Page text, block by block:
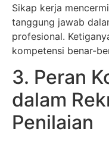
Sikap kerja
tanggung jawab
profesional.
kompetensi benar-
3. Peran
dalam
Penilaian